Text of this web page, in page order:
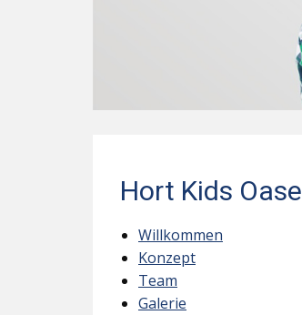
Hort Kids Oase
Willkommen
Konzept
Team
Galerie